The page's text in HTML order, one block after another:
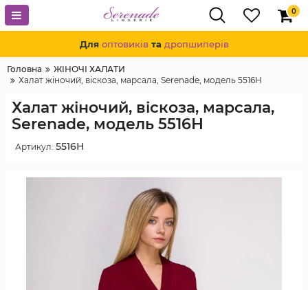
0
Для оптовиків та дропшиперів
Головна
ЖІНОЧІ ХАЛАТИ
Халат жіночий, віскоза, марсала, Serenade, модель 5516Н
Халат жіночий, віскоза, марсала,
Serenade, модель 5516Н
Артикул: 5516Н